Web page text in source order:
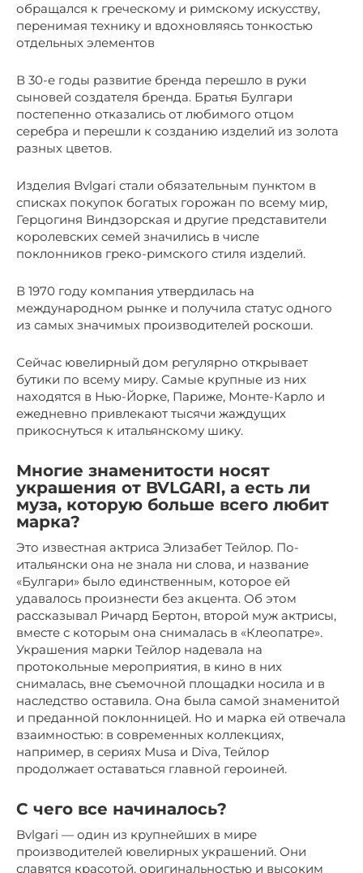
обращался к греческому и римскому искусству,
перенимая технику и вдохновляясь тонкостью
отдельных элементов
В 30-е годы развитие бренда перешло в руки
сыновей создателя бренда. Братья Булгари
постепенно отказались от любимого отцом
серебра и перешли к созданию изделий из золота
разных цветов.
Изделия Bvlgari стали обязательным пунктом в
списках покупок богатых горожан по всему мир,
Герцогиня Виндзорская и другие представители
королевских семей значились в числе
поклонников греко-римского стиля изделий.
В 1970 году компания утвердилась на
международном рынке и получила статус одного
из самых значимых производителей роскоши.
Сейчас ювелирный дом регулярно открывает
бутики по всему миру. Самые крупные из них
находятся в Нью-Йорке, Париже, Монте-Карло и
ежедневно привлекают тысячи жаждущих
прикоснуться к итальянскому шику.
Многие знаменитости носят
украшения от BVLGARI, а есть ли
муза, которую больше всего любит
марка?
Это известная актриса Элизабет Тейлор. По-
итальянски она не знала ни слова, и название
«Булгари» было единственным, которое ей
удавалось произнести без акцента. Об этом
рассказывал Ричард Бертон, второй муж актрисы,
вместе с которым она снималась в «Клеопатре».
Украшения марки Тейлор надевала на
протокольные мероприятия, в кино в них
снималась, вне съемочной площадки носила и в
наследство оставила. Она была самой знаменитой
и преданной поклонницей. Но и марка ей отвечала
взаимностью: в современных коллекциях,
например, в сериях Musa и Diva, Тейлор
продолжает оставаться главной героиней.
С чего все начиналось?
Bvlgari — один из крупнейших в мире
производителей ювелирных украшений. Они
славятся красотой, оригинальностью и высоким